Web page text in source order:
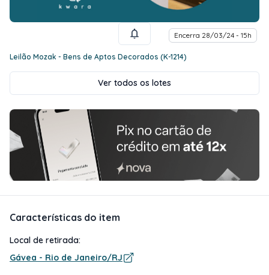
Encerra 28/03/24 - 15h
Leilão Mozak - Bens de Aptos Decorados (K-1214)
Ver todos os lotes
Características do item
Local de retirada:
Gávea - Rio de Janeiro/RJ